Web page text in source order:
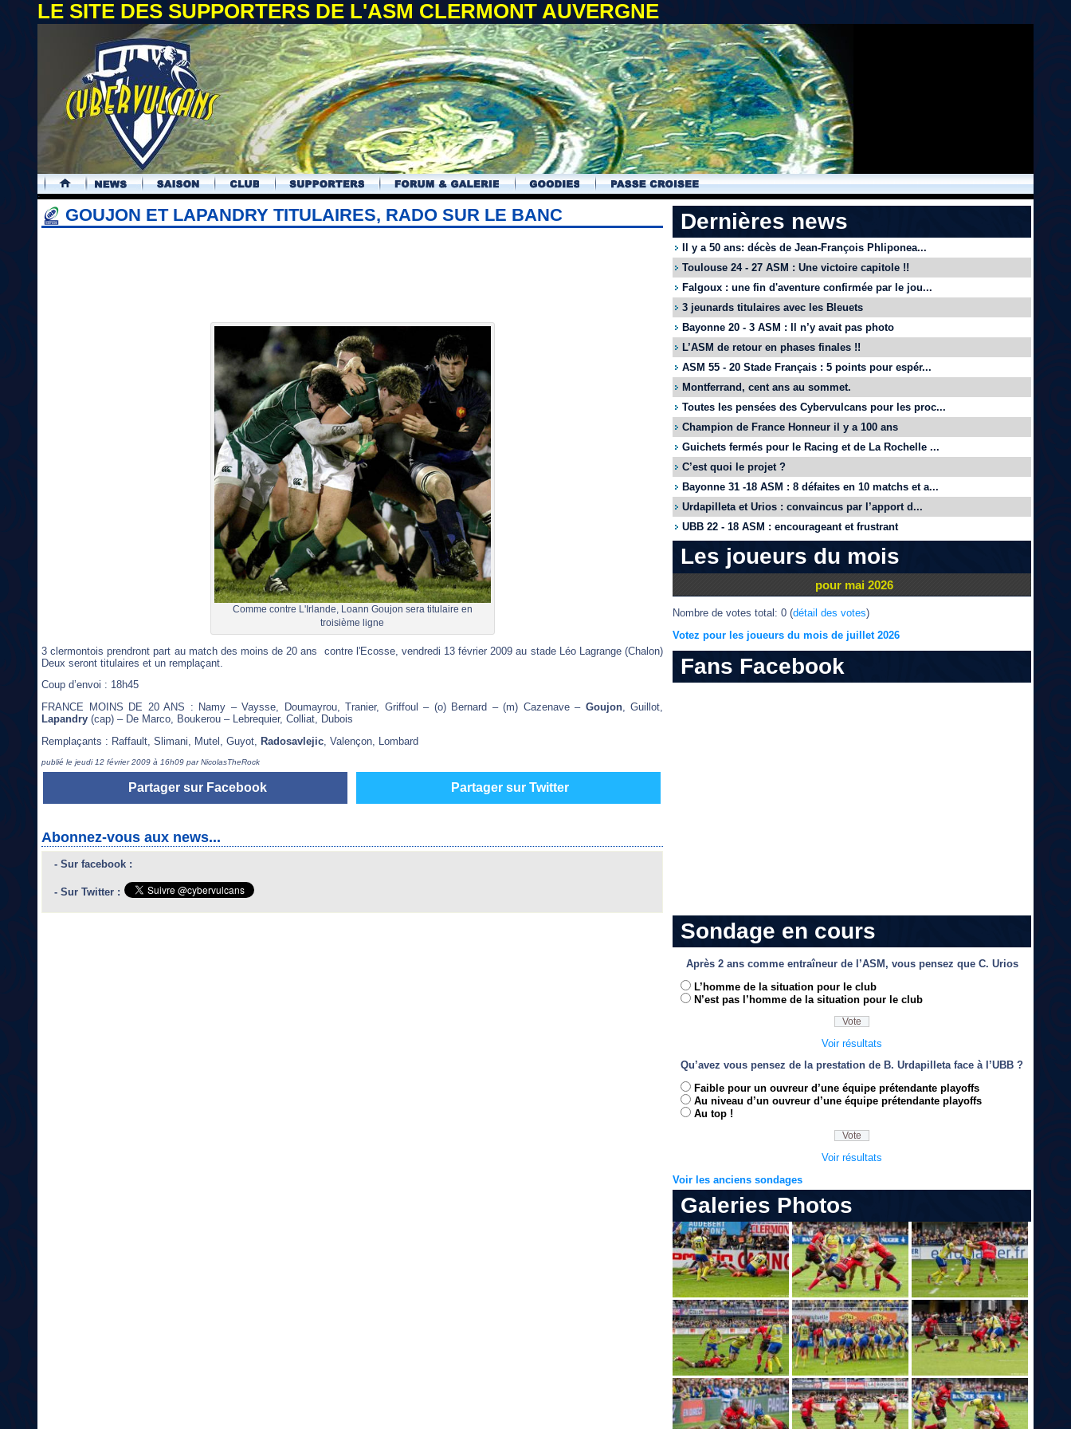
LE SITE DES SUPPORTERS DE L'ASM CLERMONT AUVERGNE
.
GOUJON ET LAPANDRY TITULAIRES, RADO SUR LE BANC
Comme contre L'Irlande, Loann Goujon sera titulaire en
troisième ligne
3 clermontois prendront part au match des moins de 20 ans contre l'Ecosse, vendredi 13 février 2009 au stade Léo Lagrange (Chalon)
Deux seront titulaires et un remplaçant.
Coup d’envoi : 18h45
FRANCE MOINS DE 20 ANS : Namy – Vaysse, Doumayrou, Tranier, Griffoul – (o) Bernard – (m) Cazenave – Goujon, Guillot,
Lapandry (cap) – De Marco, Boukerou – Lebrequier, Colliat, Dubois
Remplaçants : Raffault, Slimani, Mutel, Guyot,
Radosavlejic , Valençon, Lombard
publié le jeudi 12 février 2009 à 16h09 par NicolasTheRock
Partager sur Facebook Partager sur Twitter
Abonnez-vous aux news...
- Sur facebook :
- Sur Twitter :
Dernières news
Il y a 50 ans: décès de Jean-François Phliponea...
Toulouse 24 - 27 ASM : Une victoire capitole !!
Falgoux : une fin d'aventure confirmée par le jou...
3 jeunards titulaires avec les Bleuets
Bayonne 20 - 3 ASM : Il n’y avait pas photo
L’ASM de retour en phases finales !!
ASM 55 - 20 Stade Français : 5 points pour espér...
Montferrand, cent ans au sommet.
Toutes les pensées des Cybervulcans pour les proc...
Champion de France Honneur il y a 100 ans
Guichets fermés pour le Racing et de La Rochelle ...
C’est quoi le projet ?
Bayonne 31 -18 ASM : 8 défaites en 10 matchs et a...
Urdapilleta et Urios : convaincus par l’apport d...
UBB 22 - 18 ASM : encourageant et frustrant
Les joueurs du mois
pour mai 2026
Nombre de votes total: 0 (détail des votes)
Votez pour les joueurs du mois de juillet 2026
Fans Facebook
Sondage en cours
Après 2 ans comme entraîneur de l’ASM, vous pensez que C. Urios
L’homme de la situation pour le club
N’est pas l’homme de la situation pour le club
Voir résultats
Qu’avez vous pensez de la prestation de B. Urdapilleta face à l’UBB ?
Faible pour un ouvreur d’une équipe prétendante playoffs
Au niveau d’un ouvreur d’une équipe prétendante playoffs
Au top !
Voir résultats
Voir les anciens sondages
Galeries Photos